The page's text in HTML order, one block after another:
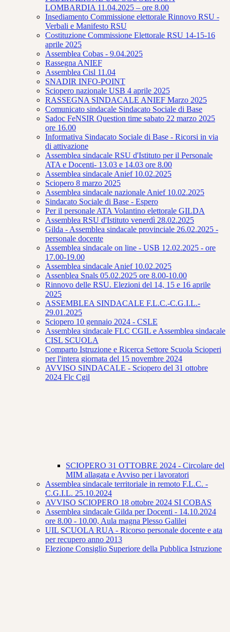
LOMBARDIA 11.04.2025 – ore 8.00
Insediamento Commissione elettorale Rinnovo RSU -
Verbali e Manifesto RSU
Costituzione Commissione Elettorale RSU 14-15-16
aprile 2025
Assemblea Cobas - 9.04.2025
Rassegna ANIEF
Assemblea Cisl 11.04
SNADIR INFO-POINT
Sciopero nazionale USB 4 aprile 2025
RASSEGNA SINDACALE ANIEF Marzo 2025
Comunicato sindacale Sindacato Sociale di Base
Sadoc FeNSIR Question time sabato 22 marzo 2025
ore 16.00
Informativa Sindacato Sociale di Base - Ricorsi in via
di attivazione
Assemblea sindacale RSU d'Istituto per il Personale
ATA e Docenti- 13.03 e 14.03 ore 8.00
Assemblea sindacale Anief 10.02.2025
Sciopero 8 marzo 2025
Assemblea sindacale nazionale Anief 10.02.2025
Sindacato Sociale di Base - Espero
Per il personale ATA Volantino elettorale GILDA
Assemblea RSU d'Istituto venerdì 28.02.2025
Gilda - Assemblea sindacale provinciale 26.02.2025 -
personale docente
Assemblea sindacale on line - USB 12.02.2025 - ore
17.00-19.00
Assemblea sindacale Anief 10.02.2025
Assenblea Snals 05.02.2025 ore 8.00-10.00
Rinnovo delle RSU. Elezioni del 14, 15 e 16 aprile
2025
ASSEMBLEA SINDACALE F.L.C.-C.G.I.L.-
29.01.2025
Sciopero 10 gennaio 2024 - CSLE
Assemblea sindacale FLC CGIL e Assemblea sindacale
CISL SCUOLA
Comparto Istruzione e Ricerca Settore Scuola Scioperi
per l'intera giornata del 15 novembre 2024
AVVISO SINDACALE - Sciopero del 31 ottobre
2024 Flc Cgil
SCIOPERO 31 OTTOBRE 2024 - Circolare del
MIM allagata e Avviso per i lavoratori
Assemblea sindacale territoriale in remoto F.L.C. -
C.G.I.L. 25.10.2024
AVVISO SCIOPERO 18 ottobre 2024 SI COBAS
Assemblea sindacale Gilda per Docenti - 14.10.2024
ore 8.00 - 10.00, Aula magna Plesso Galilei
UIL SCUOLA RUA - Ricorso personale docente e ata
per recupero anno 2013
Elezione Consiglio Superiore della Pubblica Istruzione